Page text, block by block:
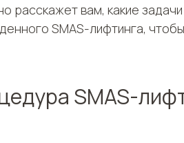
вам, какие
SMAS-лифтинга,
SMAS-